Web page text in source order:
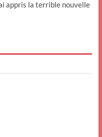
appris la terrible nouvelle